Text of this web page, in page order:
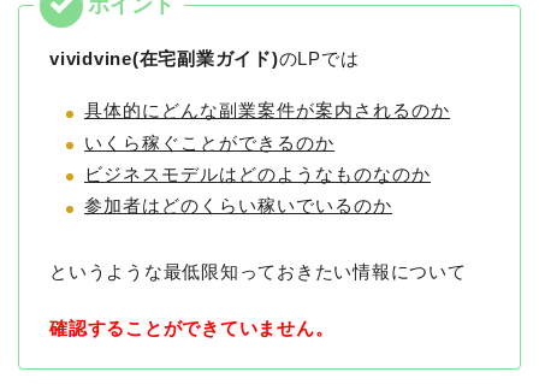
vividvine(在宅副業ガイド)のLPでは
具体的にどんな副業案件が案内されるのか
いくら稼ぐことができるのか
ビジネスモデルはどのようなものなのか
参加者はどのくらい稼いでいるのか
というような最低限知っておきたい情報について
確認することができていません。